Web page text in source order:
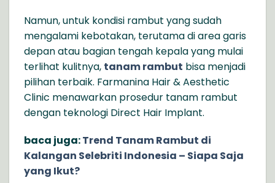
Namun, untuk kondisi rambut yang sudah
mengalami kebotakan, terutama di area garis
depan atau bagian tengah kepala yang mulai
terlihat kulitnya, tanam rambut bisa menjadi
pilihan terbaik. Farmanina Hair & Aesthetic
Clinic menawarkan prosedur tanam rambut
dengan teknologi Direct Hair Implant.
baca juga:Trend Tanam Rambut di
Kalangan Selebriti Indonesia – Siapa Saja
yang Ikut?